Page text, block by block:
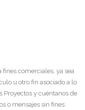
fines comerciales, ya sea
u otro fin asociado a lo
Proyectos y cuéntanos de
o mensajes sin fines